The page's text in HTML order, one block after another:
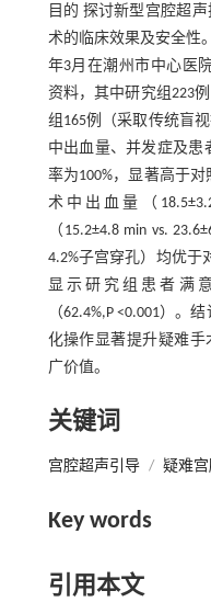
目的 探讨新型宫腔超
术的临床效果及安全性
年3月在潮州市中心医
资料，其中研究组223
组165例（采取传统盲
中出血量、并发症及患
率为100%，显著高于对
术中出血量（
（15.2±4.8 min vs.
4.2%子宫穿孔）均优于
显示研究组患者满
（62.4%,P <0.001）。
化操作显著提升疑难
广价值。
关键词
宫腔超声引导 / 疑难
Key words
引用本文